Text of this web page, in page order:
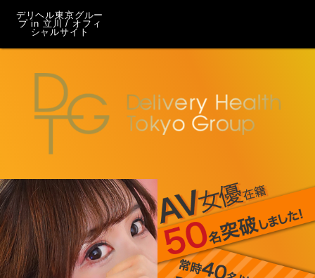
デリヘル東京グルー
プ in 立川 / オフィ
シャルサイト